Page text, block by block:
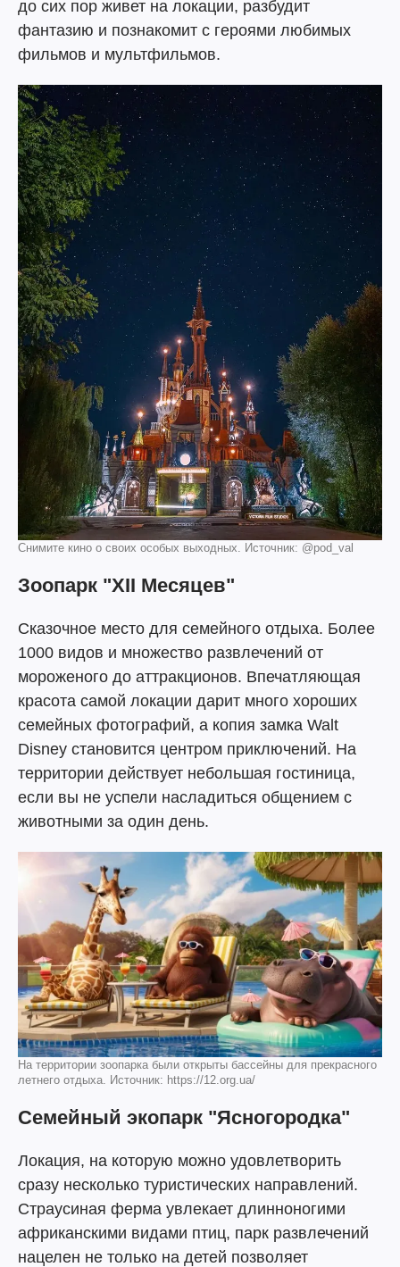
до сих пор живет на локации, разбудит
фантазию и познакомит с героями любимых
фильмов и мультфильмов.
Снимите кино о своих особых выходных. Источник: @pod_val
Зоопарк "XII Месяцев"
Сказочное место для семейного отдыха. Более
1000 видов и множество развлечений от
мороженого до аттракционов. Впечатляющая
красота самой локации дарит много хороших
семейных фотографий, а копия замка Walt
Disney становится центром приключений. На
территории действует небольшая гостиница,
если вы не успели насладиться общением с
животными за один день.
На территории зоопарка были открыты бассейны для прекрасного
летнего отдыха. Источник: https://12.org.ua/
Семейный экопарк "Ясногородка"
Локация, на которую можно удовлетворить
сразу несколько туристических направлений.
Страусиная ферма увлекает длинноногими
африканскими видами птиц, парк развлечений
нацелен не только на детей позволяет